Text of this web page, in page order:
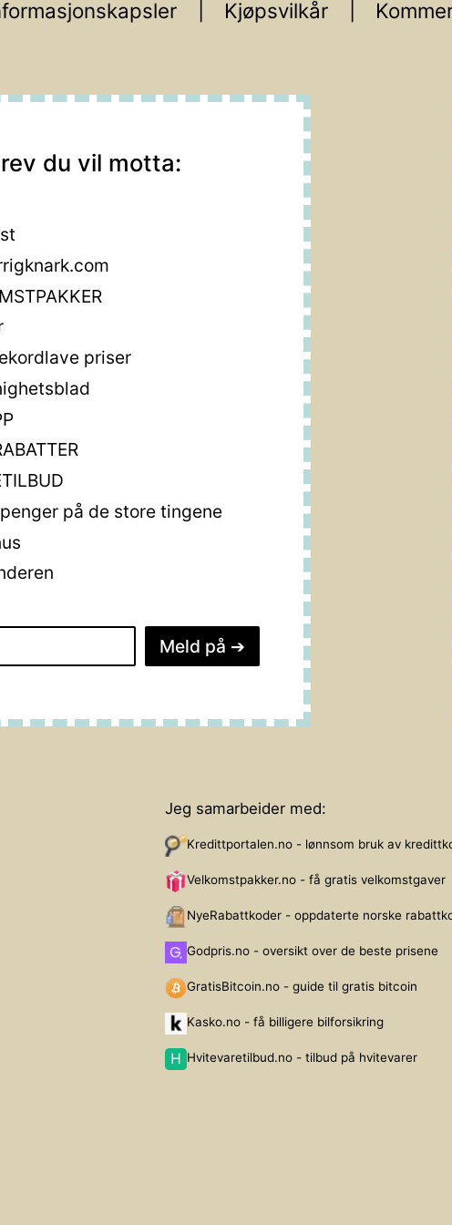
Kjøpsvilkår
du vil motta:
priser
penger på de store tingene
Meld på ➔
Jeg samarbeider med:
Kredittportalen.no - lønnsom bruk av
Velkomstpakker.no - få gratis velkomstgaver
NyeRabattkoder - oppdaterte norske
Godpris.no - oversikt over de beste prisene
GratisBitcoin.no - guide til gratis bitcoin
Kasko.no - få billigere bilforsikring
Hvitevaretilbud.no - tilbud på hvitevarer